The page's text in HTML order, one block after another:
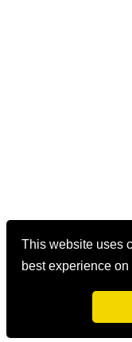
This website uses
best experience